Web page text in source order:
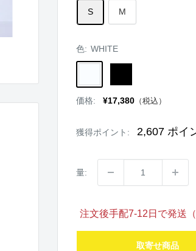
S M
色: WHITE
価格:
販
¥17,380 （税込）
獲得ポイント: 2,607 ポイ
量:
注文後手配7-12日で発送
取寄せ商品